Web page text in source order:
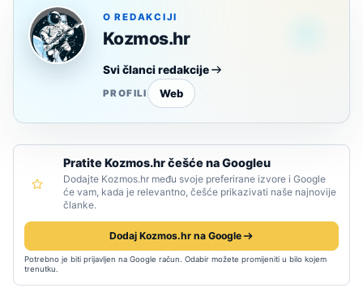
O REDAKCIJI
Kozmos.hr
Svi članci redakcije
PROFILI Web
Pratite Kozmos.hr češće na Googleu
Dodajte Kozmos.hr među svoje preferirane izvore i Google
će vam, kada je relevantno, češće prikazivati naše najnovije
članke.
Dodaj Kozmos.hr na Google
Potrebno je biti prijavljen na Google račun. Odabir možete promijeniti u bilo kojem
trenutku.